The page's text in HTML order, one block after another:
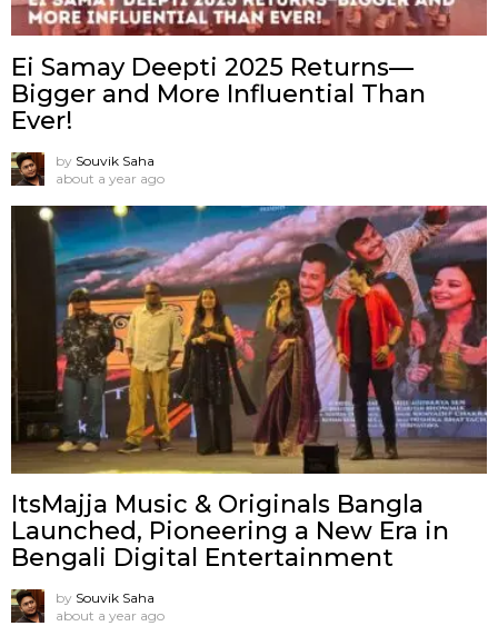
Ei Samay Deepti 2025 Returns—
Bigger and More Influential Than
Ever!
by Souvik Saha
about a year ago
ItsMajja Music & Originals Bangla
Launched, Pioneering a New Era in
Bengali Digital Entertainment
by Souvik Saha
about a year ago